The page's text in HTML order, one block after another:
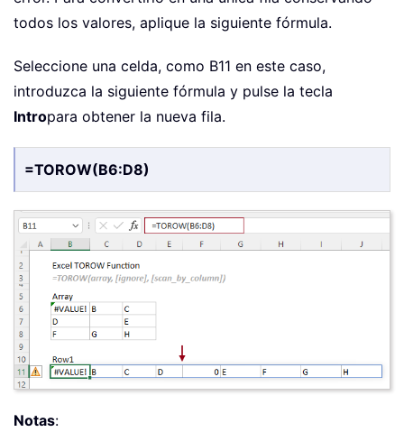
todos los valores, aplique la siguiente fórmula.
Seleccione una celda, como B11 en este caso,
introduzca la siguiente fórmula y pulse la tecla
Intropara obtener la nueva fila.
=TOROW(B6:D8)
Notas: